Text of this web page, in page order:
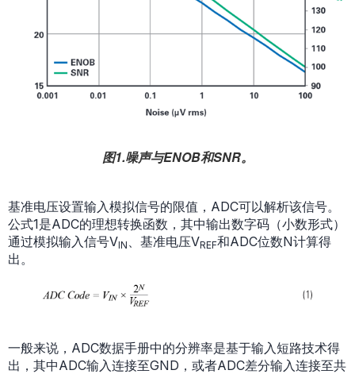
图1.噪声与ENOB和SNR。
基准电压设置输入模拟信号的限值，ADC可以解析该信号。
公式1是ADC的理想转换函数，其中输出数字码（小数形式）
通过模拟输入信号VIN 、基准电压VREF和ADC位数N计算得
出。
一般来说，ADC数据手册中的分辨率是基于输入短路技术得
出，其中ADC输入连接至GND，或者ADC差分输入连接至共